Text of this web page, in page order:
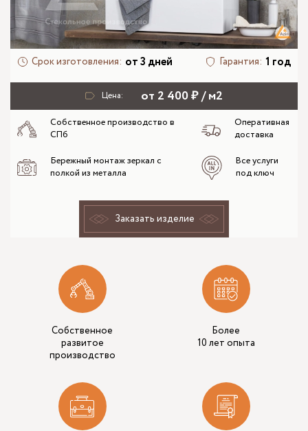
Срок изготовления: от 3 дней Гарантия: 1 год
Цена: от 2 400 ₽ / м2
Собственное производство в
СПб
Оперативная
доставка
Бережный монтаж зеркал с
полкой из металла
Все услуги
под ключ
Заказать изделие
Собственное
развитое
производство
Более
10 лет опыта